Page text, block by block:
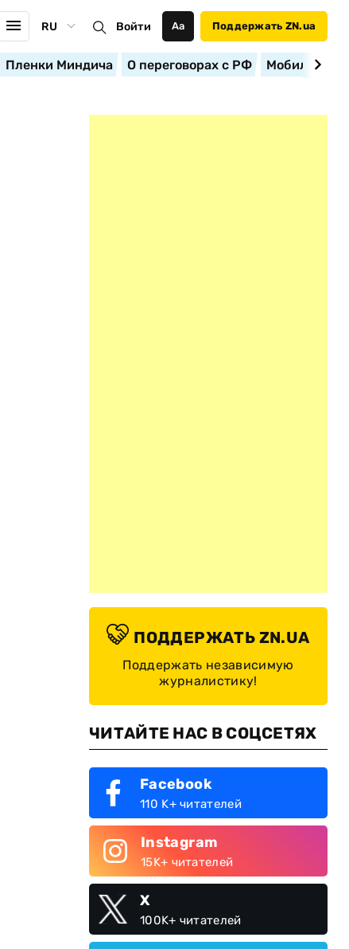
RU Войти Аа Поддержать ZN.ua
Пленки Миндича О переговорах с РФ
ПОДДЕРЖАТЬ ZN.UA
Поддержать независимую
журналистику!
ЧИТАЙТЕ НАС В СОЦСЕТЯХ
Facebook
110 K+ читателей
Instagram
15K+ читателей
X
100K+ читателей